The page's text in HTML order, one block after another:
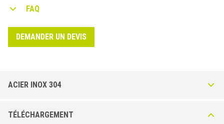
FAQ
DEMANDER UN DEVIS
ACIER INOX 304
- Brossée
TÉLÉCHARGEMENT